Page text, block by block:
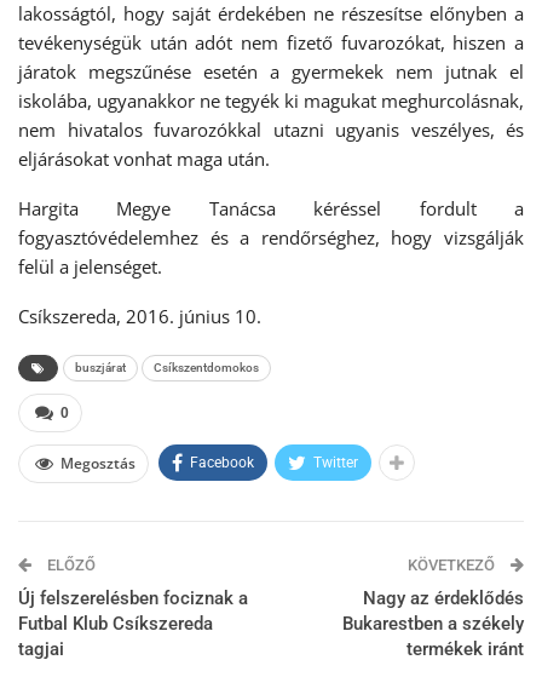
lakosságtól, hogy saját érdekében ne részesítse előnyben a
tevékenységük után adót nem fizető fuvarozókat, hiszen a
járatok megszűnése esetén a gyermekek nem jutnak el
iskolába, ugyanakkor ne tegyék ki magukat meghurcolásnak,
nem hivatalos fuvarozókkal utazni ugyanis veszélyes, és
eljárásokat vonhat maga után.
Hargita Megye Tanácsa kéréssel fordult a
fogyasztóvédelemhez és a rendőrséghez, hogy vizsgálják
felül a jelenséget.
Csíkszereda, 2016. június 10.
buszjárat Csíkszentdomokos
0
Megosztás Facebook Twitter
ELŐZŐ
Új felszerelésben fociznak a
Futbal Klub Csíkszereda
tagjai
KÖVETKEZŐ
Nagy az érdeklődés
Bukarestben a székely
termékek iránt